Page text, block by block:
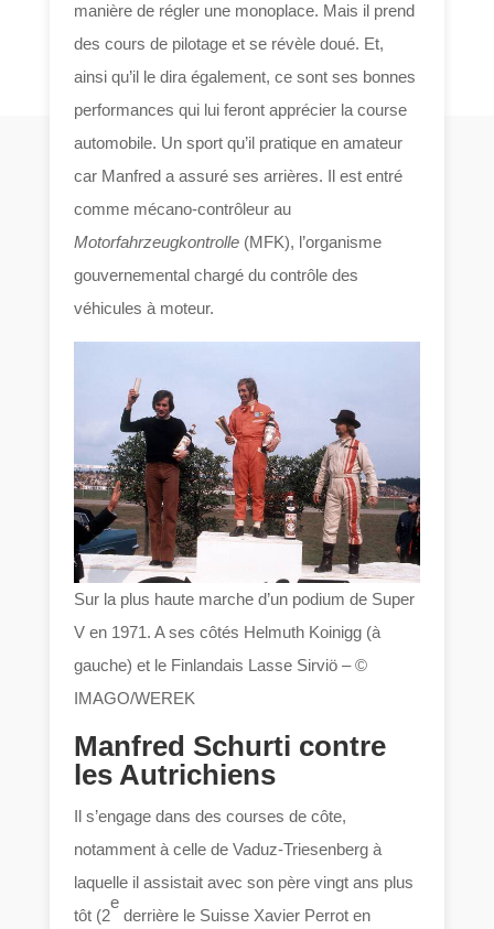
manière de régler une monoplace. Mais il prend
des cours de pilotage et se révèle doué. Et,
ainsi qu’il le dira également, ce sont ses bonnes
performances qui lui feront apprécier la course
automobile. Un sport qu’il pratique en amateur
car Manfred a assuré ses arrières. Il est entré
comme mécano-contrôleur au
Motorfahrzeugkontrolle (MFK), l’organisme
gouvernemental chargé du contrôle des
véhicules à moteur.
Sur la plus haute marche d’un podium de Super
V en 1971. A ses côtés Helmuth Koinigg (à
gauche) et le Finlandais Lasse Sirviö – ©
IMAGO/WEREK
Manfred Schurti contre
les Autrichiens
Il s’engage dans des courses de côte,
notamment à celle de Vaduz-Triesenberg à
laquelle il assistait avec son père vingt ans plus
tôt (2
e
derrière le Suisse Xavier Perrot en